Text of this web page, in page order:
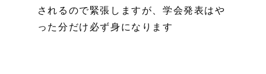
されるので緊張しますが、学会発表はや
った分だけ必ず身になります